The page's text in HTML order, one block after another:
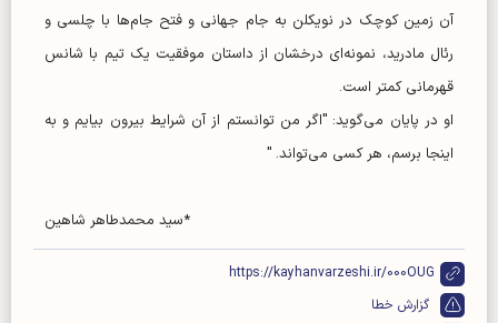
آن زمین کوچک در نویکلن به جام جهانی و فتح جام‌ها با چلسی و
رئال مادرید، نمونه‌ای درخشان از داستان موفقیت یک تیم با شانس
قهرمانی کمتر است.
او در پایان می‌گوید: "اگر من توانستم از آن شرایط بیرون بیایم و به
اینجا برسم، هر کسی می‌تواند. "
*سید محمدطاهر شاهین
https://kayhanvarzeshi.ir/000OUG
گزارش خطا